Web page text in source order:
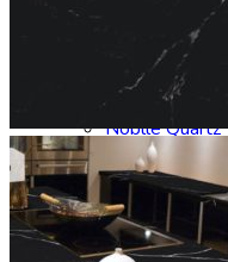
Dekton
Etna Quartz
Grandex
Noblle Quartz
Radianz
Silestone
Smartquartz
Staron